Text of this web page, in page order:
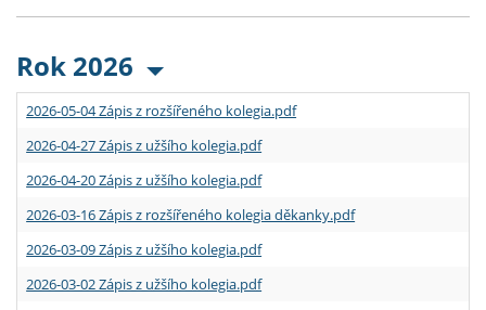
Rok 2026
2026-05-04 Zápis z rozšířeného kolegia.pdf
2026-04-27 Zápis z užšího kolegia.pdf
2026-04-20 Zápis z užšího kolegia.pdf
2026-03-16 Zápis z rozšířeného kolegia děkanky.pdf
2026-03-09 Zápis z užšího kolegia.pdf
2026-03-02 Zápis z užšího kolegia.pdf